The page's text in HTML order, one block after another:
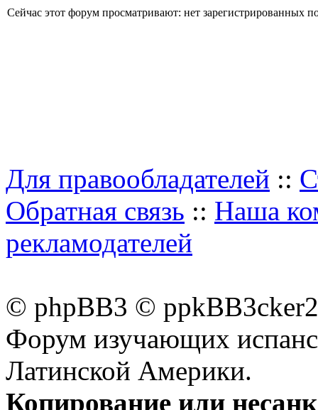
Сейчас этот форум просматривают: нет зарегистрированных
Для правообладателей ::
Обратная связь :: Наша
рекламодателей
© phpBB3 ©
Форум изучающих
Латинской Америки.
Копирование или